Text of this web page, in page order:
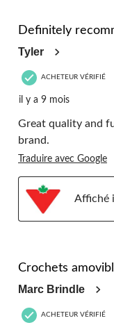
Definitely
Tyler
ACHETEUR VÉRIFIÉ
il y a 9 mois
Great quality and
brand.
Traduire avec Google
Affiché
Crochets
Marc Brindle
ACHETEUR VÉRIFIÉ